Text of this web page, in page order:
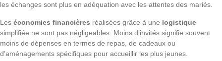
les échanges sont plus en adéquation avec les attentes des mariés.
Les économies financières réalisées grâce à une logistique
simplifiée ne sont pas négligeables. Moins d’invités signifie souvent
moins de dépenses en termes de repas, de cadeaux ou
d’aménagements spécifiques pour accueillir les plus jeunes.